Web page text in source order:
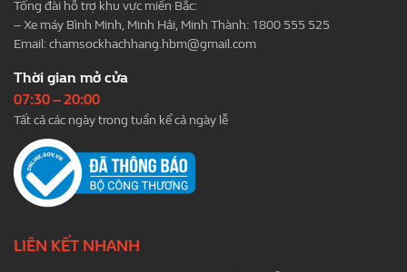
Tổng đài hỗ trợ khu vực miền Bắc:
– Xe máy Bình Minh, Minh Hải, Minh Thành: 1800 555 525
Email:chamsockhachhang.hbm@gmail.com
Thời gian mở cửa
07:30 – 20:00
Tất cả các ngày trong tuần kể cả ngày lễ
LIÊN KẾT NHANH